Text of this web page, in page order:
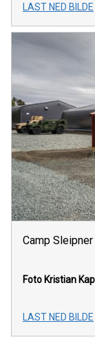
LAST NED BILDE
Camp
Foto Kristian
LAST NED BILDE